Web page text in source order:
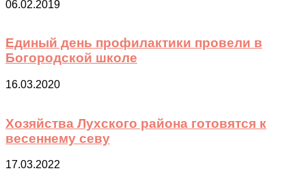
06.02.2019
Единый день профилактики провели в
Богородской школе
16.03.2020
Хозяйства Лухского района готовятся к
весеннему севу
17.03.2022